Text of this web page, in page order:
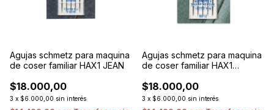
Agujas schmetz para maquina
de coser familiar HAX1 JEAN
$18.000,00
3 x $6.000,00 sin interés
Agujas schmetz para maquina
de coser familiar HAX1
$18.000,00
3 x $6.000,00 sin interés